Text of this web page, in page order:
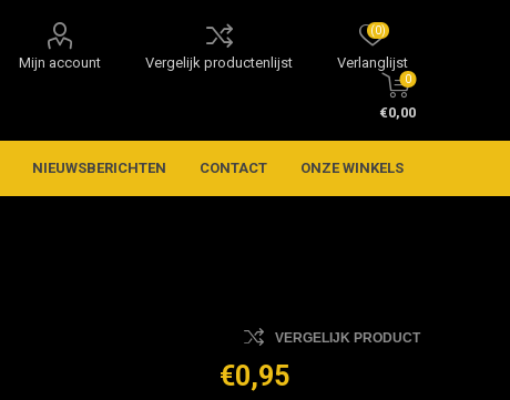
Mijn account Vergelijk productenlijst Verlanglijst
(0)
0
€0,00
NIEUWSBERICHTEN CONTACT ONZE WINKELS
VERGELIJK PRODUCT
€0,95